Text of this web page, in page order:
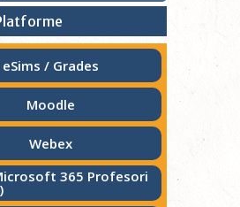
eSims / Grades
Moodle
Webex
365 Profesori